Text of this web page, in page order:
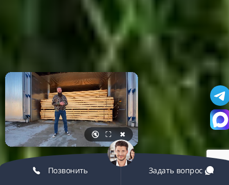
🔇 ⛶ ✖
Позвонить Задать вопрос